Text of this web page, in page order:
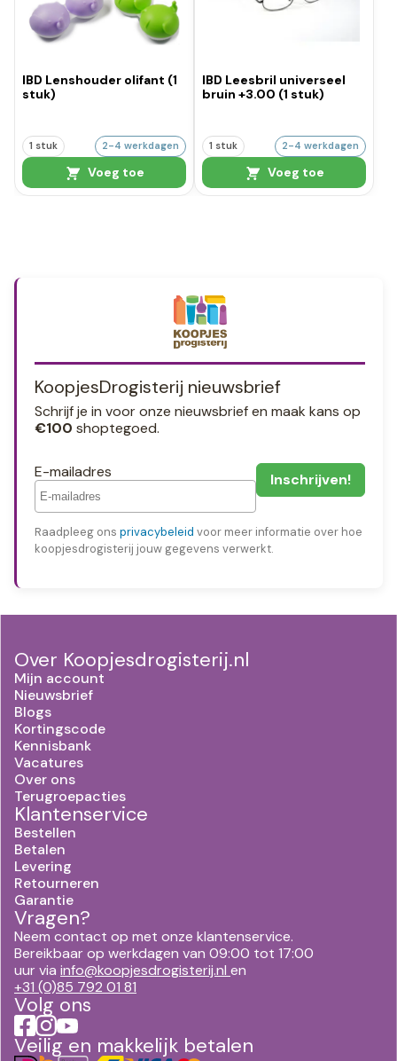
IBD Lenshouder olifant (1
stuk)
1 stuk 2-4 werkdagen
Voeg toe
IBD Leesbril universeel
bruin +3.00 (1 stuk)
1 stuk 2-4 werkdagen
Voeg toe
KoopjesDrogisterij nieuwsbrief
Schrijf je in voor onze nieuwsbrief en maak kans op
€100 shoptegoed.
E-mailadres
Raadpleeg ons privacybeleid voor meer informatie over hoe
koopjesdrogisterij jouw gegevens verwerkt.
Over Koopjesdrogisterij.nl
Mijn account
Nieuwsbrief
Blogs
Kortingscode
Kennisbank
Vacatures
Over ons
Terugroepacties
Klantenservice
Bestellen
Betalen
Levering
Retourneren
Garantie
Vragen?
Neem contact op met onze klantenservice.
Bereikbaar op werkdagen van 09:00 tot 17:00
uur via info@koopjesdrogisterij.nl en
+31 (0)85 792 01 81
Volg ons
Veilig en makkelijk betalen